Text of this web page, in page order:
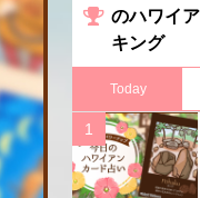
のハワイ
キング
Today